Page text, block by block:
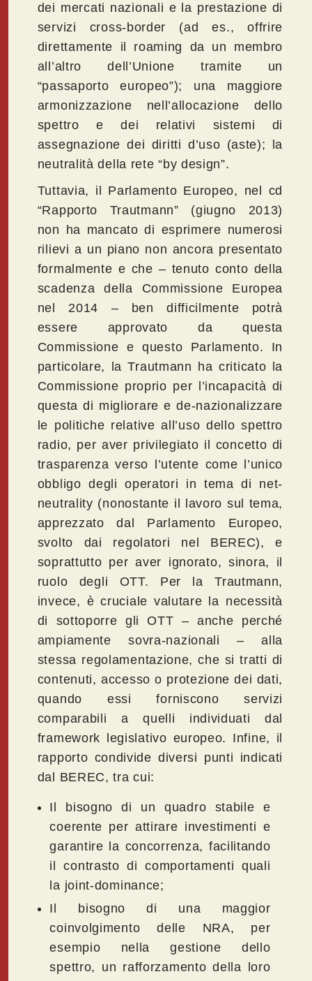
dei mercati nazionali e la prestazione di
servizi cross-border (ad es., offrire
direttamente il roaming da un membro
all’altro dell’Unione tramite un
“passaporto europeo”); una maggiore
armonizzazione nell’allocazione dello
spettro e dei relativi sistemi di
assegnazione dei diritti d’uso (aste); la
neutralità della rete “by design”.
Tuttavia, il Parlamento Europeo, nel cd
“Rapporto Trautmann” (giugno 2013)
non ha mancato di esprimere numerosi
rilievi a un piano non ancora presentato
formalmente e che – tenuto conto della
scadenza della Commissione Europea
nel 2014 – ben difficilmente potrà
essere approvato da questa
Commissione e questo Parlamento. In
particolare, la Trautmann ha criticato la
Commissione proprio per l’incapacità di
questa di migliorare e de-nazionalizzare
le politiche relative all’uso dello spettro
radio, per aver privilegiato il concetto di
trasparenza verso l’utente come l’unico
obbligo degli operatori in tema di net-
neutrality (nonostante il lavoro sul tema,
apprezzato dal Parlamento Europeo,
svolto dai regolatori nel BEREC), e
soprattutto per aver ignorato, sinora, il
ruolo degli OTT. Per la Trautmann,
invece, è cruciale valutare la necessità
di sottoporre gli OTT – anche perché
ampiamente sovra-nazionali – alla
stessa regolamentazione, che si tratti di
contenuti, accesso o protezione dei dati,
quando essi forniscono servizi
comparabili a quelli individuati dal
framework legislativo europeo. Infine, il
rapporto condivide diversi punti indicati
dal BEREC, tra cui:
Il bisogno di un quadro stabile e
coerente per attirare investimenti e
garantire la concorrenza, facilitando
il contrasto di comportamenti quali
la joint-dominance;
Il bisogno di una maggior
coinvolgimento delle NRA, per
esempio nella gestione dello
spettro, un rafforzamento della loro